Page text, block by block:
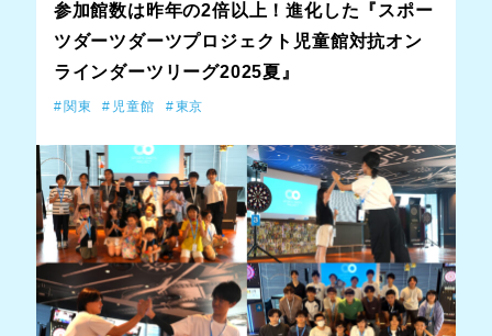
参加館数は昨年の2倍以上！進化した『スポー
ツダーツダーツプロジェクト児童館対抗オン
ラインダーツリーグ2025夏』
関東 児童館 東京